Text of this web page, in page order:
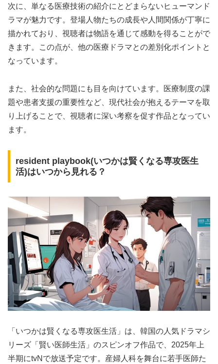
次に、単なる医療技術の紹介にとどまらないヒューマンド
ラマが魅力です。登場人物たちの成長や人間関係が丁寧に
描かれており、視聴者は物語を通じて感動を得ることがで
きます。この点が、他の医療ドラマとの差別化ポイントと
なっています。
また、社会的な問題にも目を向けています。医療制度の課
題や患者支援の重要性など、現代社会が抱えるテーマを取
り上げることで、視聴者に深い考察を促す作品となってい
ます。
resident playbook(いつかは賢くなる専攻医生
活)はいつから見れる？
「いつかは賢くなる専攻医生活」は、韓国の人気ドラマシ
リーズ「賢い医師生活」のスピンオフ作品で、2025年上
半期にtvNで放送予定です。産婦人科を舞台に若手医師た